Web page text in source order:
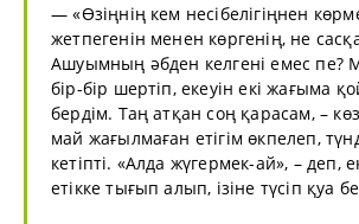
— «Өзіңнің кем несібелігіңнен
жетпегенін менен көргенің, не
Ашуымның әбден келгені емес пе?
бір-бір шертіп, екеуін екі жағыма
бердім. Таң атқан соң қарасам, –
май жағылмаған етігім өкпелеп,
кетіпті. «Алда жүгермек-ай», – деп,
етікке тығып алып, ізіне түсіп қуа